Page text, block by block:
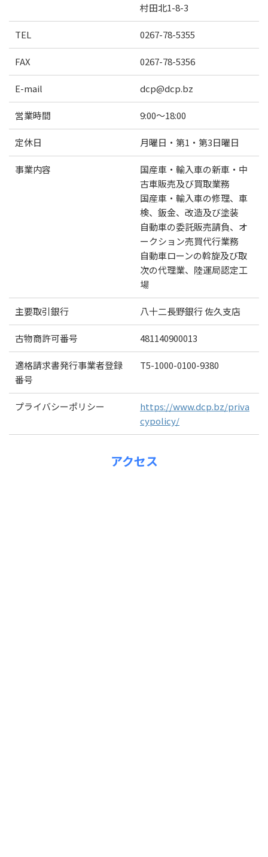
村田北1-8-3
TEL 0267-78-5355
FAX 0267-78-5356
E-mail dcp@dcp.bz
営業時間 9:00～18:00
定休日 月曜日・第1・第3日曜日
事業内容
国産車・輸入車の新車・中
古車販売及び買取業務
国産車・輸入車の修理、車
検、鈑金、改造及び塗装
自動車の委託販売請負、オ
ークション売買代行業務
自動車ローンの斡旋及び取
次の代理業、陸運局認定工
場
主要取引銀行 八十二長野銀行 佐久支店
古物商許可番号 481140900013
適格請求書発行事業者登録
番号
T5-1000-0100-9380
プライバシーポリシー
https://www.dcp.bz/priva
cypolicy/
アクセス